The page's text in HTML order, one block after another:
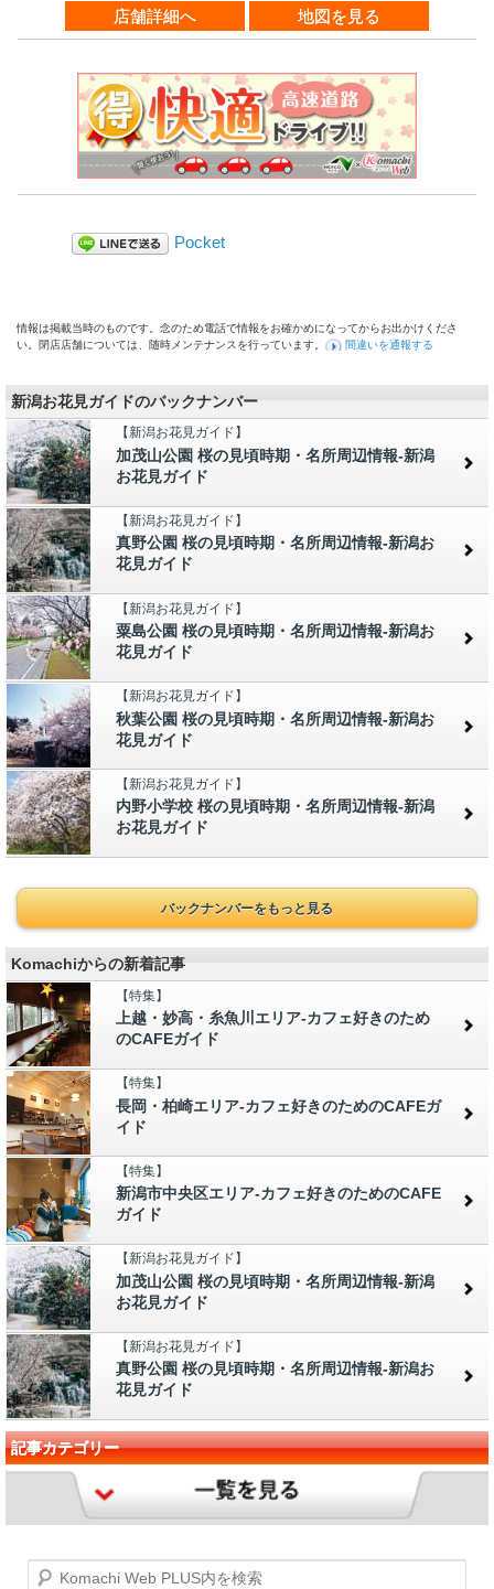
店舗詳細へ
地図を見る
Pocket
情報は掲載当時のものです。念のため電話で情報をお確かめになってからお出かけくださ
い。閉店店舗については、随時メンテナンスを行っています。
間違いを通報する
新潟お花見ガイドのバックナンバー
【新潟お花見ガイド】
加茂山公園 桜の見頃時期・名所周辺情報-新潟
お花見ガイド
【新潟お花見ガイド】
真野公園 桜の見頃時期・名所周辺情報-新潟お
花見ガイド
【新潟お花見ガイド】
粟島公園 桜の見頃時期・名所周辺情報-新潟お
花見ガイド
【新潟お花見ガイド】
秋葉公園 桜の見頃時期・名所周辺情報-新潟お
花見ガイド
【新潟お花見ガイド】
内野小学校 桜の見頃時期・名所周辺情報-新潟
お花見ガイド
バックナンバーをもっと見る
Komachiからの新着記事
【特集】
上越・妙高・糸魚川エリア-カフェ好きのため
のCAFEガイド
【特集】
長岡・柏崎エリア-カフェ好きのためのCAFEガ
イド
【特集】
新潟市中央区エリア-カフェ好きのためのCAFE
ガイド
【新潟お花見ガイド】
加茂山公園 桜の見頃時期・名所周辺情報-新潟
お花見ガイド
【新潟お花見ガイド】
真野公園 桜の見頃時期・名所周辺情報-新潟お
花見ガイド
記事カテゴリー
Komachi Web PLUS内を検索